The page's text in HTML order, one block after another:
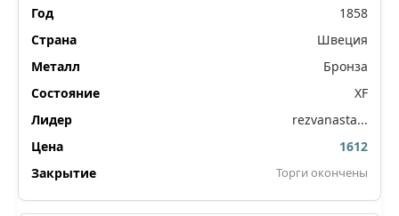
1858
Швеция
Бронза
XF
rezvanasta...
1612
Торги окончены